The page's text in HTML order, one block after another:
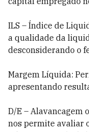
ILS – Índice de
a qualidade da
desconsiderando o
Margem Líquida:
apresentando
D/E – Alavancagem
nos permite avaliar